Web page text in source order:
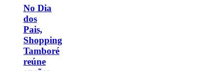
No Dia
dos
Pais,
Shopping
Tamboré
reúne